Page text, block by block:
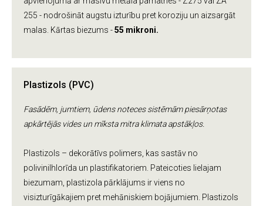
255 - nodrošināt augstu izturību pret koroziju un aizsargāt
malas. Kārtas biezums -55 mikroni.
Plastizols (PVC)
Fasādēm, jumtiem, ūdens noteces sistēmām piesārņotas
apkārtējās vides un mīksta mitra klimata apstākļos.
Plastizols – dekorātīvs polimers, kas sastāv no
polivinilhlorīda un plastifikatoriem. Pateicoties lielajam
biezumam, plastizola pārklājums ir viens no
visizturīgākajiem pret mehāniskiem bojājumiem. Plastizols